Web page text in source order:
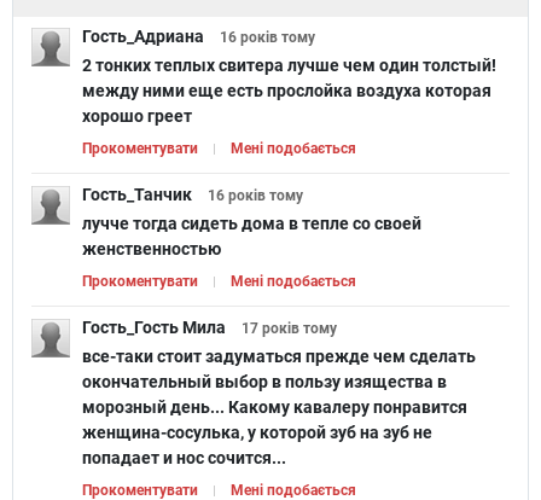
Гость_Адриана 16 років тому
2 тонких теплых свитера лучше чем один толстый!
между ними еще есть прослойка воздуха которая
хорошо греет
Прокоментувати Мені подобається
Гость_Танчик 16 років тому
лучче тогда сидеть дома в тепле со своей
женственностью
Прокоментувати Мені подобається
Гость_Гость Мила 17 років тому
все-таки стоит задуматься прежде чем сделать
окончательный выбор в пользу изящества в
морозный день... Какому кавалеру понравится
женщина-сосулька, у которой зуб на зуб не
попадает и нос сочится...
Прокоментувати Мені подобається